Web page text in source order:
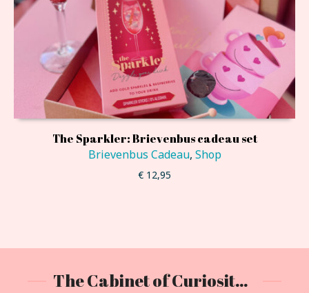
The Sparkler: Brievenbus cadeau set
Brievenbus Cadeau, Shop
€ 12,95
The Cabinet of Curiositeas